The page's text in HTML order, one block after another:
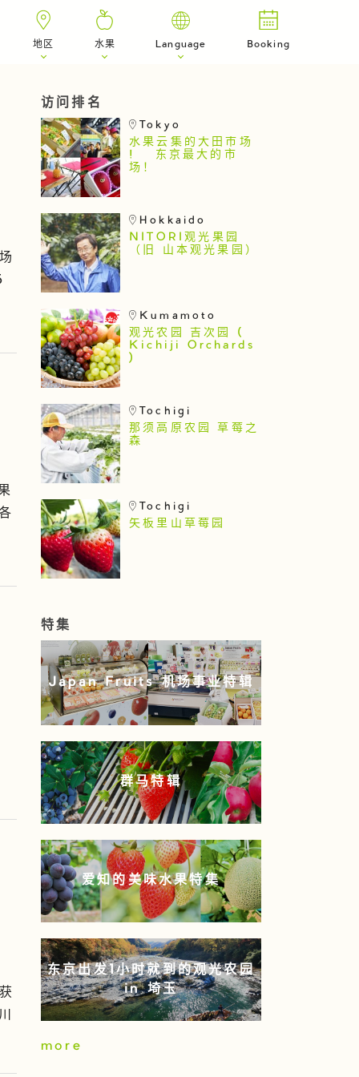
地区 水果 Language Booking
访问排名
Tokyo
水果云集的大田市场
! 东京最大的市
场！
Hokkaido
NITORI观光果园
（旧 山本观光果园）
Kumamoto
观光农园 吉次园 (
Kichiji Orchards
)
Tochigi
那须高原农园 草莓之
森
Tochigi
矢板里山草莓园
特集
Japan Fruits 机场事业特辑
群马特辑
爱知的美味水果特集
东京出发1小时就到的观光农园
in 埼玉
more